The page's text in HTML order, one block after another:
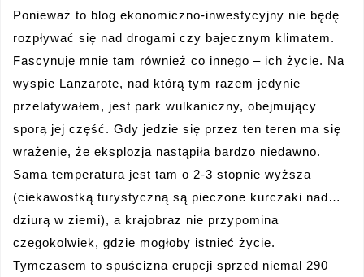
Ponieważ to blog ekonomiczno-inwestycyjny nie będę
rozpływać się nad drogami czy bajecznym klimatem.
Fascynuje mnie tam również co innego – ich życie. Na
wyspie Lanzarote, nad którą tym razem jedynie
przelatywałem, jest park wulkaniczny, obejmujący
sporą jej część. Gdy jedzie się przez ten teren ma się
wrażenie, że eksplozja nastąpiła bardzo niedawno.
Sama temperatura jest tam o 2-3 stopnie wyższa
(ciekawostką turystyczną są pieczone kurczaki nad…
dziurą w ziemi), a krajobraz nie przypomina
czegokolwiek, gdzie mogłoby istnieć życie.
Tymczasem to spuścizna erupcji sprzed niemal 290